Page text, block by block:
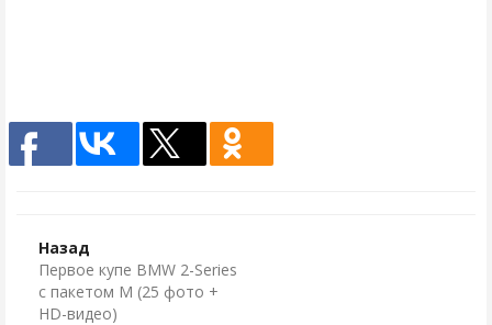
Назад
Первое купе BMW 2-Series
c пакетом M (25 фото +
HD-видео)